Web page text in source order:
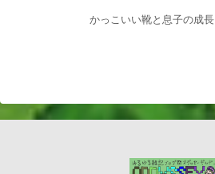
かっこいい靴と息子の成長